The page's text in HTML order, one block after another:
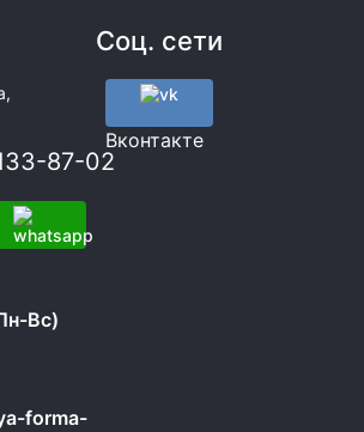
87-02
Вс)
forma-
Соц. сети
Вконтакте